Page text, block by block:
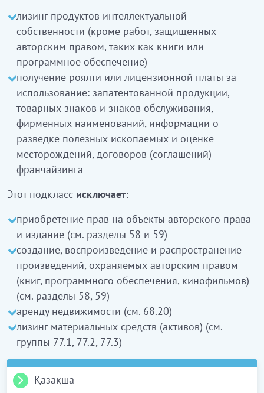
лизинг продуктов интеллектуальной
собственности (кроме работ, защищенных
авторским правом, таких как книги или
программное обеспечение)
получение роялти или лицензионной платы за
использование: запатентованной продукции,
товарных знаков и знаков обслуживания,
фирменных наименований, информации о
разведке полезных ископаемых и оценке
месторождений, договоров (соглашений)
франчайзинга
Этот подкласс исключает:
приобретение прав на объекты авторского права
и издание (см. разделы 58 и 59)
создание, воспроизведение и распространение
произведений, охраняемых авторским правом
(книг, программного обеспечения, кинофильмов)
(см. разделы 58, 59)
аренду недвижимости (см. 68.20)
лизинг материальных средств (активов) (см.
группы 77.1, 77.2, 77.3)
Қазақша